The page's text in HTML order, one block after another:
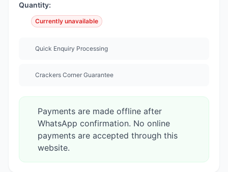
Quantity:
Currently unavailable
Quick Enquiry Processing
Crackers Corner Guarantee
Payments are made offline after
WhatsApp confirmation. No online
payments are accepted through this
website.